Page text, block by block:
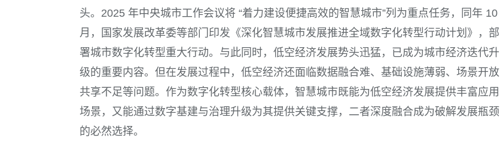
头。2025 年中央城市工作会议将 “着力建设便捷高效的智慧城市”列为重点任务，同年 10
月，国家发展改革委等部门印发《深化智慧城市发展推进全域数字化转型行动计划》，部
署城市数字化转型重大行动。与此同时，低空经济发展势头迅猛，已成为城市经济迭代升
级的重要内容。但在发展过程中，低空经济还面临数据融合难、基础设施薄弱、场景开放
共享不足等问题。作为数字化转型核心载体，智慧城市既能为低空经济发展提供丰富应用
场景，又能通过数字基建与治理升级为其提供关键支撑，二者深度融合成为破解发展瓶颈
的必然选择。